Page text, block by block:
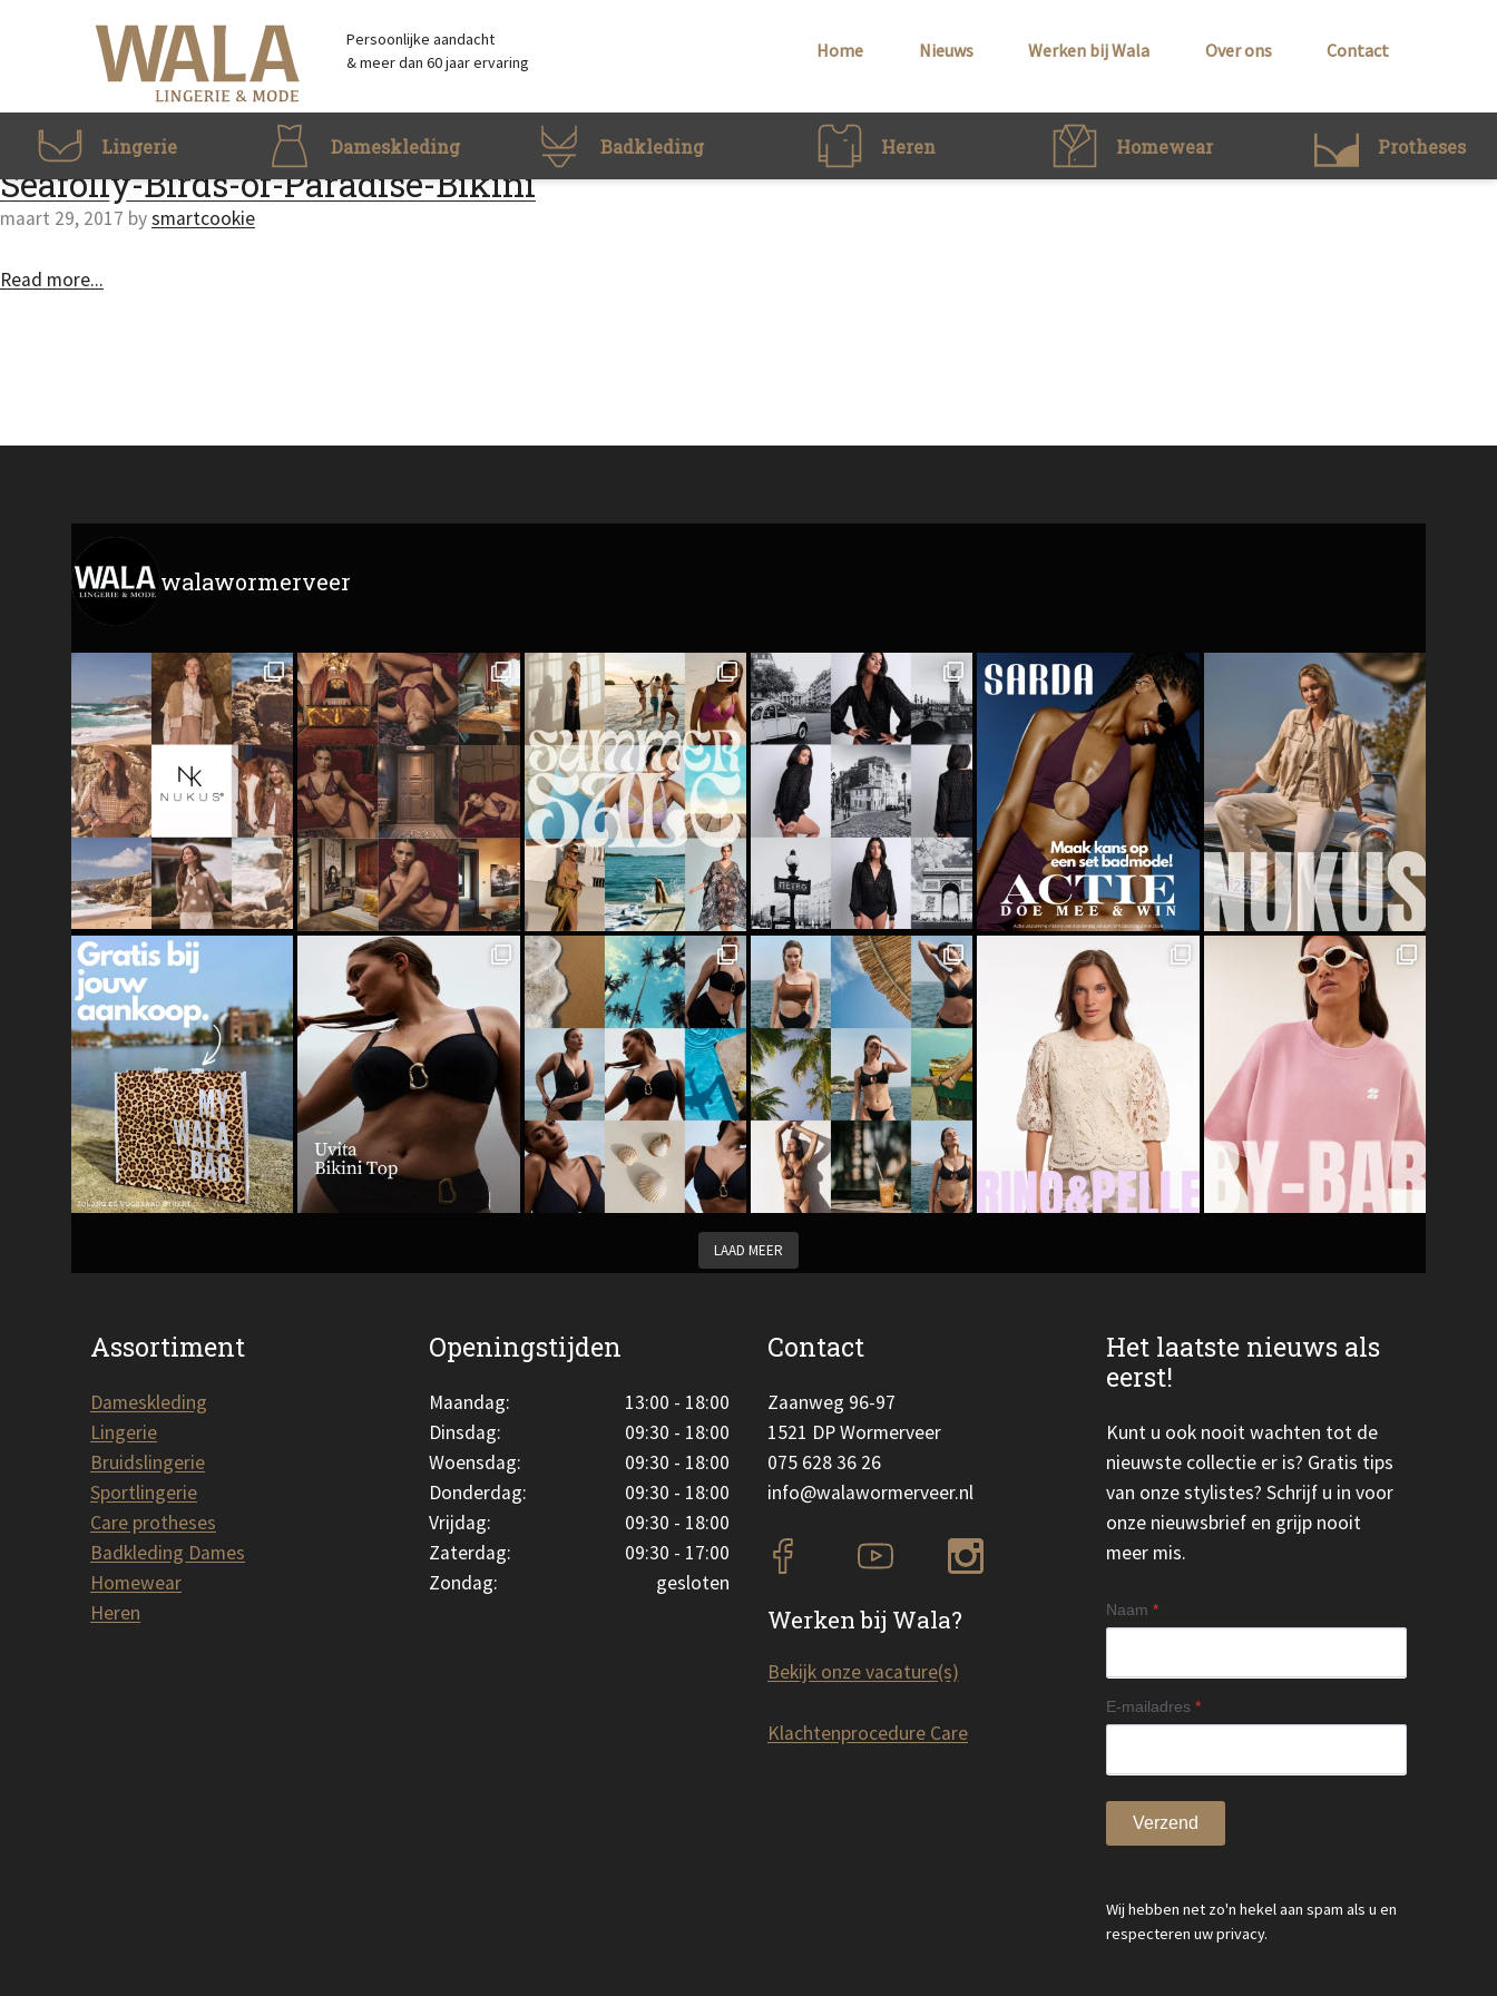
Persoonlijke aandacht
& meer dan 60 jaar ervaring
Home Nieuws Werken bij Wala Over ons Contact
Lingerie Dameskleding Badkleding Heren Homewear Protheses
Seafolly-Birds-of-Paradise-Bikini
maart 29, 2017 bysmartcookie
Read more...
walawormerveer
LAAD MEER
Assortiment
Dameskleding
Lingerie
Bruidslingerie
Sportlingerie
Care protheses
Badkleding Dames
Homewear
Heren
Openingstijden
Maandag:
13:00 - 18:00
Dinsdag:
09:30 - 18:00
Woensdag:
09:30 - 18:00
Donderdag:
09:30 - 18:00
Vrijdag:
09:30 - 18:00
Zaterdag:
09:30 - 17:00
Zondag:
gesloten
Contact
Zaanweg 96-97
1521 DP Wormerveer
075 628 36 26
info@walawormerveer.nl
Werken bij Wala?
Bekijk onze vacature(s)
Klachtenprocedure Care
Het laatste nieuws als
eerst!
Kunt u ook nooit wachten tot de
nieuwste collectie er is? Gratis tips
van onze stylistes? Schrijf u in voor
onze nieuwsbrief en grijp nooit
meer mis.
Naam *
E-mailadres *
Verzend
Wij hebben net zo'n hekel aan spam als u en
respecteren uw privacy.